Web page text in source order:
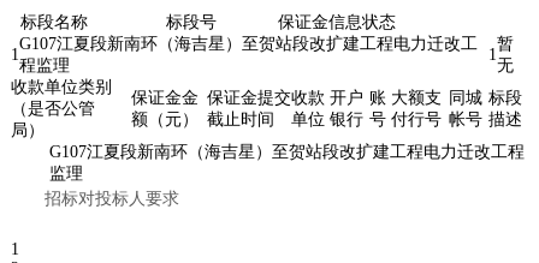
标段名称
标段号
保证金信息状态
1
G107江夏段新南环（海吉星）至贺站段改扩建工程电力迁改工
程监理
1
暂
无
收款单位类别
（是否公管
局）
保证金金
额（元）
保证金提交
截止时间
收款
单位
开户
银行
账
号
大额支
付行号
同城
帐号
标段
描述
G107江夏段新南环（海吉星）至贺站段改扩建工程电力迁改工程
监理
招标对投标人要求
1